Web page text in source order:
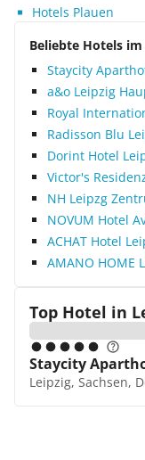
Hotels Plauen
Beliebte Hotels
Staycity
a&o Leipzig
Royal
Radisson Blu
Dorint Hotel
Victor's
NH Leipzg
NOVUM Hotel
ACHAT Hotel
AMANO HOME
Top Hotel in
Staycity
Leipzig, Sachsen,